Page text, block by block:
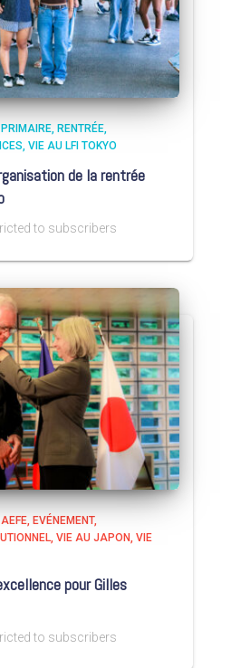
PRIMAIRE RENTRÉE
VIE AU LFI TOKYO
de la rentrée
to subscribers
AEFE EVÉNEMENT
VIE AU JAPON VIE
pour Gilles
to subscribers